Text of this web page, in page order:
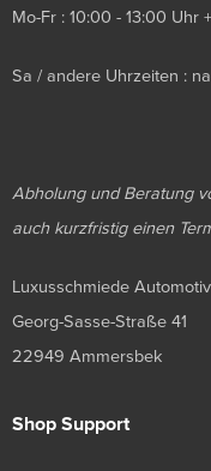
Mo-Fr : 10:00 - 13:00 Uhr
Sa / andere Uhrzeiten :
Abholung und Beratung
auch kurzfristig einen
Luxusschmiede
Georg-Sasse-Straße 41
22949 Ammersbek
Shop Support